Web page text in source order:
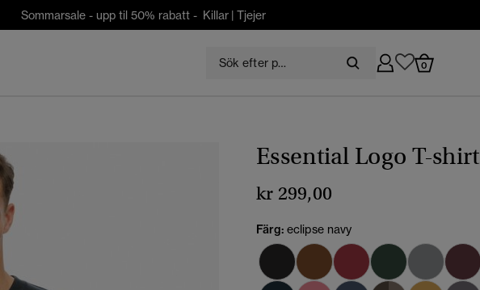
Sommarsale - upp til 50% rabatt - Killar| Tjejer
0
Essential Logo T-shirt
kr 299,00
Färg: eclipse navy